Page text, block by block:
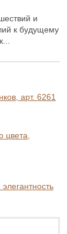
и
к будущему
арт. 6261
цвета,